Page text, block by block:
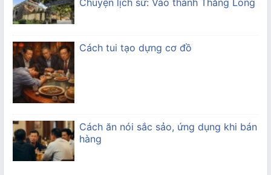
Chuyện lịch sử: Vào thành Thăng Long
Cách tui tạo dựng cơ đồ
Cách ăn nói sắc sảo, ứng dụng khi bán
hàng